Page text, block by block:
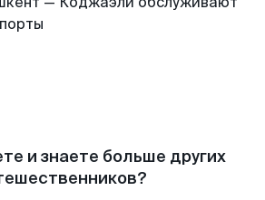
и знаете больше других